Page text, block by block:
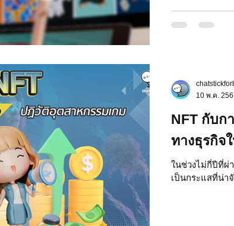
Chat Bot เวบไซต์ รวมบริการ
NFT กับก
ทางธุรกิจ
ในช่วงไม่กี่ปีที่ผ่
เป็นกระแสที่น่า
10 พ.ค.